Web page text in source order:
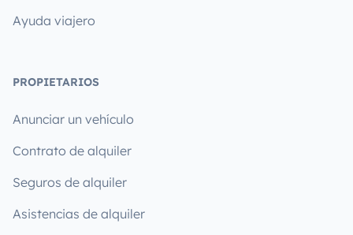
Ayuda viajero
PROPIETARIOS
Anunciar un vehículo
Contrato de alquiler
Seguros de alquiler
Asistencias de alquiler